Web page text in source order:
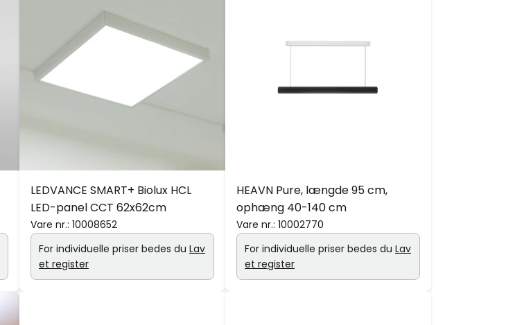
LEDVANCE SMART+ Biolux HCL
LED-panel CCT 62x62cm
Vare nr.: 10008652
For individuelle priser bedes du Lav
et register
HEAVN Pure, længde 95 cm,
ophæng 40-140 cm
Vare nr.: 10002770
For individuelle priser bedes du Lav
et register